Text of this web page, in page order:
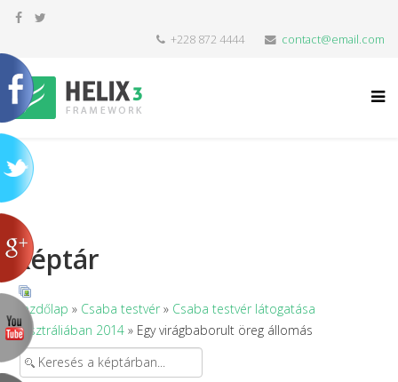
+228 872 4444 contact@email.com
Képtár
Kezdőlap » Csaba testvér » Csaba testvér látogatása
Ausztráliában 2014 » Egy virágbaborult öreg állomás